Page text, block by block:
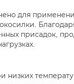
для
присадок,
низких